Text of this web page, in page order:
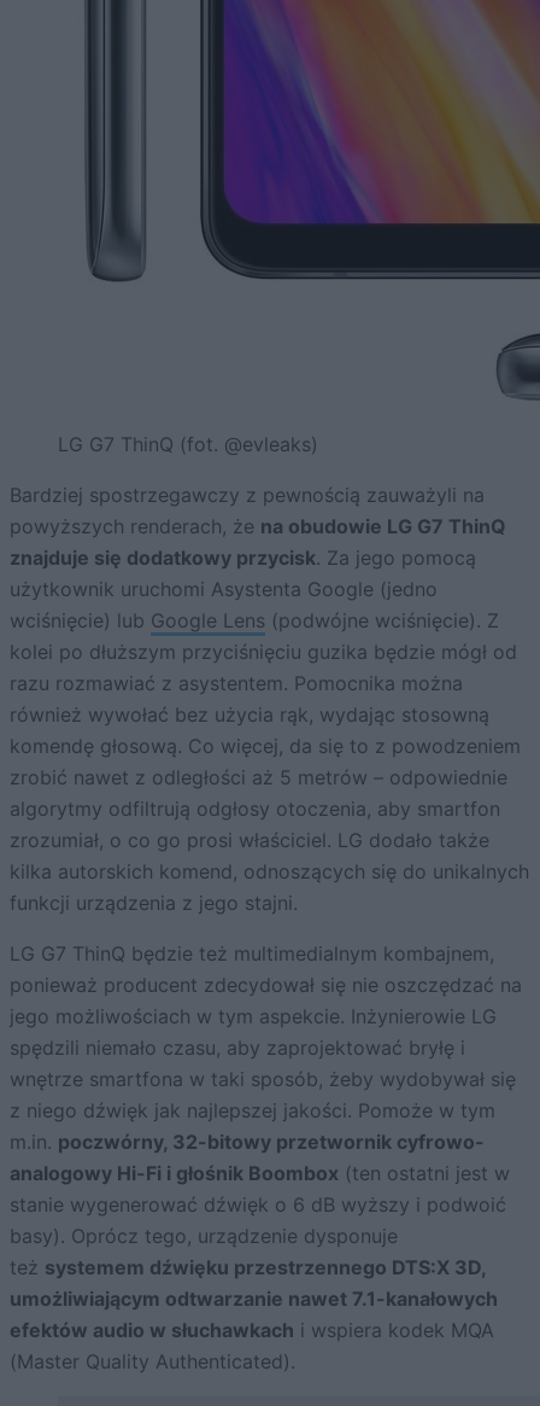
LG G7 ThinQ (fot. @evleaks)
Bardziej spostrzegawczy z pewnością zauważyli na
powyższych renderach, że na obudowie LG G7 ThinQ
znajduje się dodatkowy przycisk. Za jego pomocą
użytkownik uruchomi Asystenta Google (jedno
wciśnięcie) lub Google Lens (podwójne wciśnięcie). Z
kolei po dłuższym przyciśnięciu guzika będzie mógł od
razu rozmawiać z asystentem. Pomocnika można
również wywołać bez użycia rąk, wydając stosowną
komendę głosową. Co więcej, da się to z powodzeniem
zrobić nawet z odległości aż 5 metrów – odpowiednie
algorytmy odfiltrują odgłosy otoczenia, aby smartfon
zrozumiał, o co go prosi właściciel. LG dodało także
kilka autorskich komend, odnoszących się do unikalnych
funkcji urządzenia z jego stajni.
LG G7 ThinQ będzie też multimedialnym kombajnem,
ponieważ producent zdecydował się nie oszczędzać na
jego możliwościach w tym aspekcie. Inżynierowie LG
spędzili niemało czasu, aby zaprojektować bryłę i
wnętrze smartfona w taki sposób, żeby wydobywał się
z niego dźwięk jak najlepszej jakości. Pomoże w tym
m.in. poczwórny, 32-bitowy przetwornik cyfrowo-
analogowy Hi-Fi i głośnik Boombox (ten ostatni jest w
stanie wygenerować dźwięk o 6 dB wyższy i podwoić
basy). Oprócz tego, urządzenie dysponuje
też systemem dźwięku przestrzennego DTS:X 3D,
umożliwiającym odtwarzanie nawet 7.1-kanałowych
efektów audio w słuchawkach i wspiera kodek MQA
(Master Quality Authenticated).